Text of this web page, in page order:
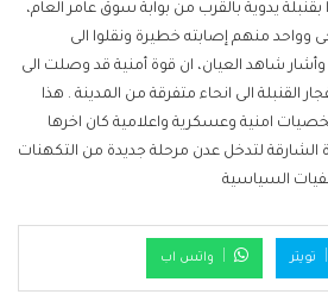
يدوية بالقرب من بوابة سوق عامر العام،
منهم إصابته خطيرة ونقلوا الى
شاهد العيان، ان قوة أمنية قد وصلت الى
القنبلة الى انحاء متفرقة من المدينة . هذا
امنية وعسكرية واعلامية كان اخرها
الشارقة لتدخل عدن مرحلة جديدة من التكهنات
السياسية
تويتر واتس اب